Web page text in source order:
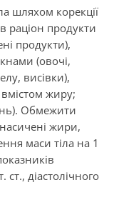
шляхом корекції
раціон продукти
продукти),
(овочі,
висівки),
жиру;
Обмежити
жири,
маси тіла на 1
діастолічного